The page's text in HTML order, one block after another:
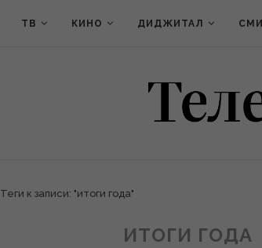
ТВ КИНО ДИДЖИТАЛ СМИ
Теги к записи: "итоги года"
ИТОГИ ГОДА